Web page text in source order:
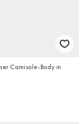
Camisole-Body in